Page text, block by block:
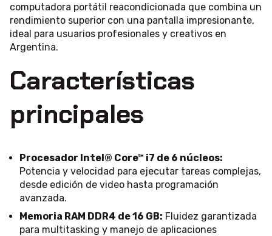
computadora portátil reacondicionada que combina un
rendimiento superior con una pantalla impresionante,
ideal para usuarios profesionales y creativos en
Argentina.
Características
principales
Procesador Intel® Core™ i7 de 6 núcleos:
Potencia y velocidad para ejecutar tareas complejas,
desde edición de video hasta programación
avanzada.
Memoria RAM DDR4 de 16 GB: Fluidez garantizada
para multitasking y manejo de aplicaciones